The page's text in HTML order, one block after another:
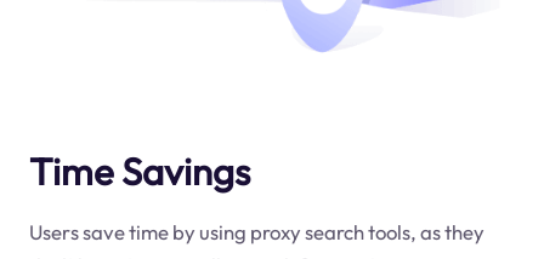
Time Savings
Users save time by using proxy search tools, as they